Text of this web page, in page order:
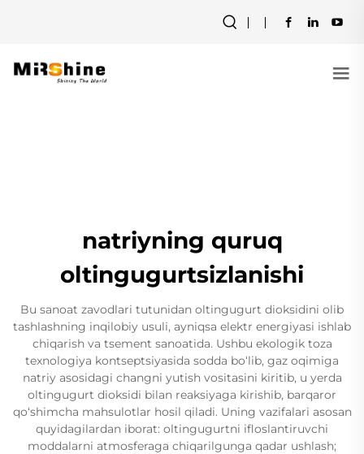
natriyning quruq
oltingugurtsizlanishi
Bu sanoat zavodlari tutunidan oltingugurt dioksidini olib
tashlashning inqilobiy usuli, ayniqsa elektr energiyasi ishlab
chiqarish va tsement sanoatida. Ushbu ekologik toza
texnologiya kontseptsiyasida sodda bo‘lib, gaz oqimiga
natriy asosidagi changni yutish vositasini kiritib, u yerda
oltingugurt dioksidi bilan reaksiyaga kirishib, barqaror
qo‘shimcha mahsulotlar hosil qiladi. Uning vazifalari asosan
quyidagilardan iborat: oltingugurtni ifloslantiruvchi
moddalarni atmosferaga chiqarilgunga qadar ushlash;